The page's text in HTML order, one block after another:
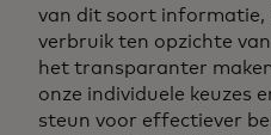
van dit soort informatie,
verbruik ten opzichte
het transparanter
onze individuele keuzes
steun voor effectiever